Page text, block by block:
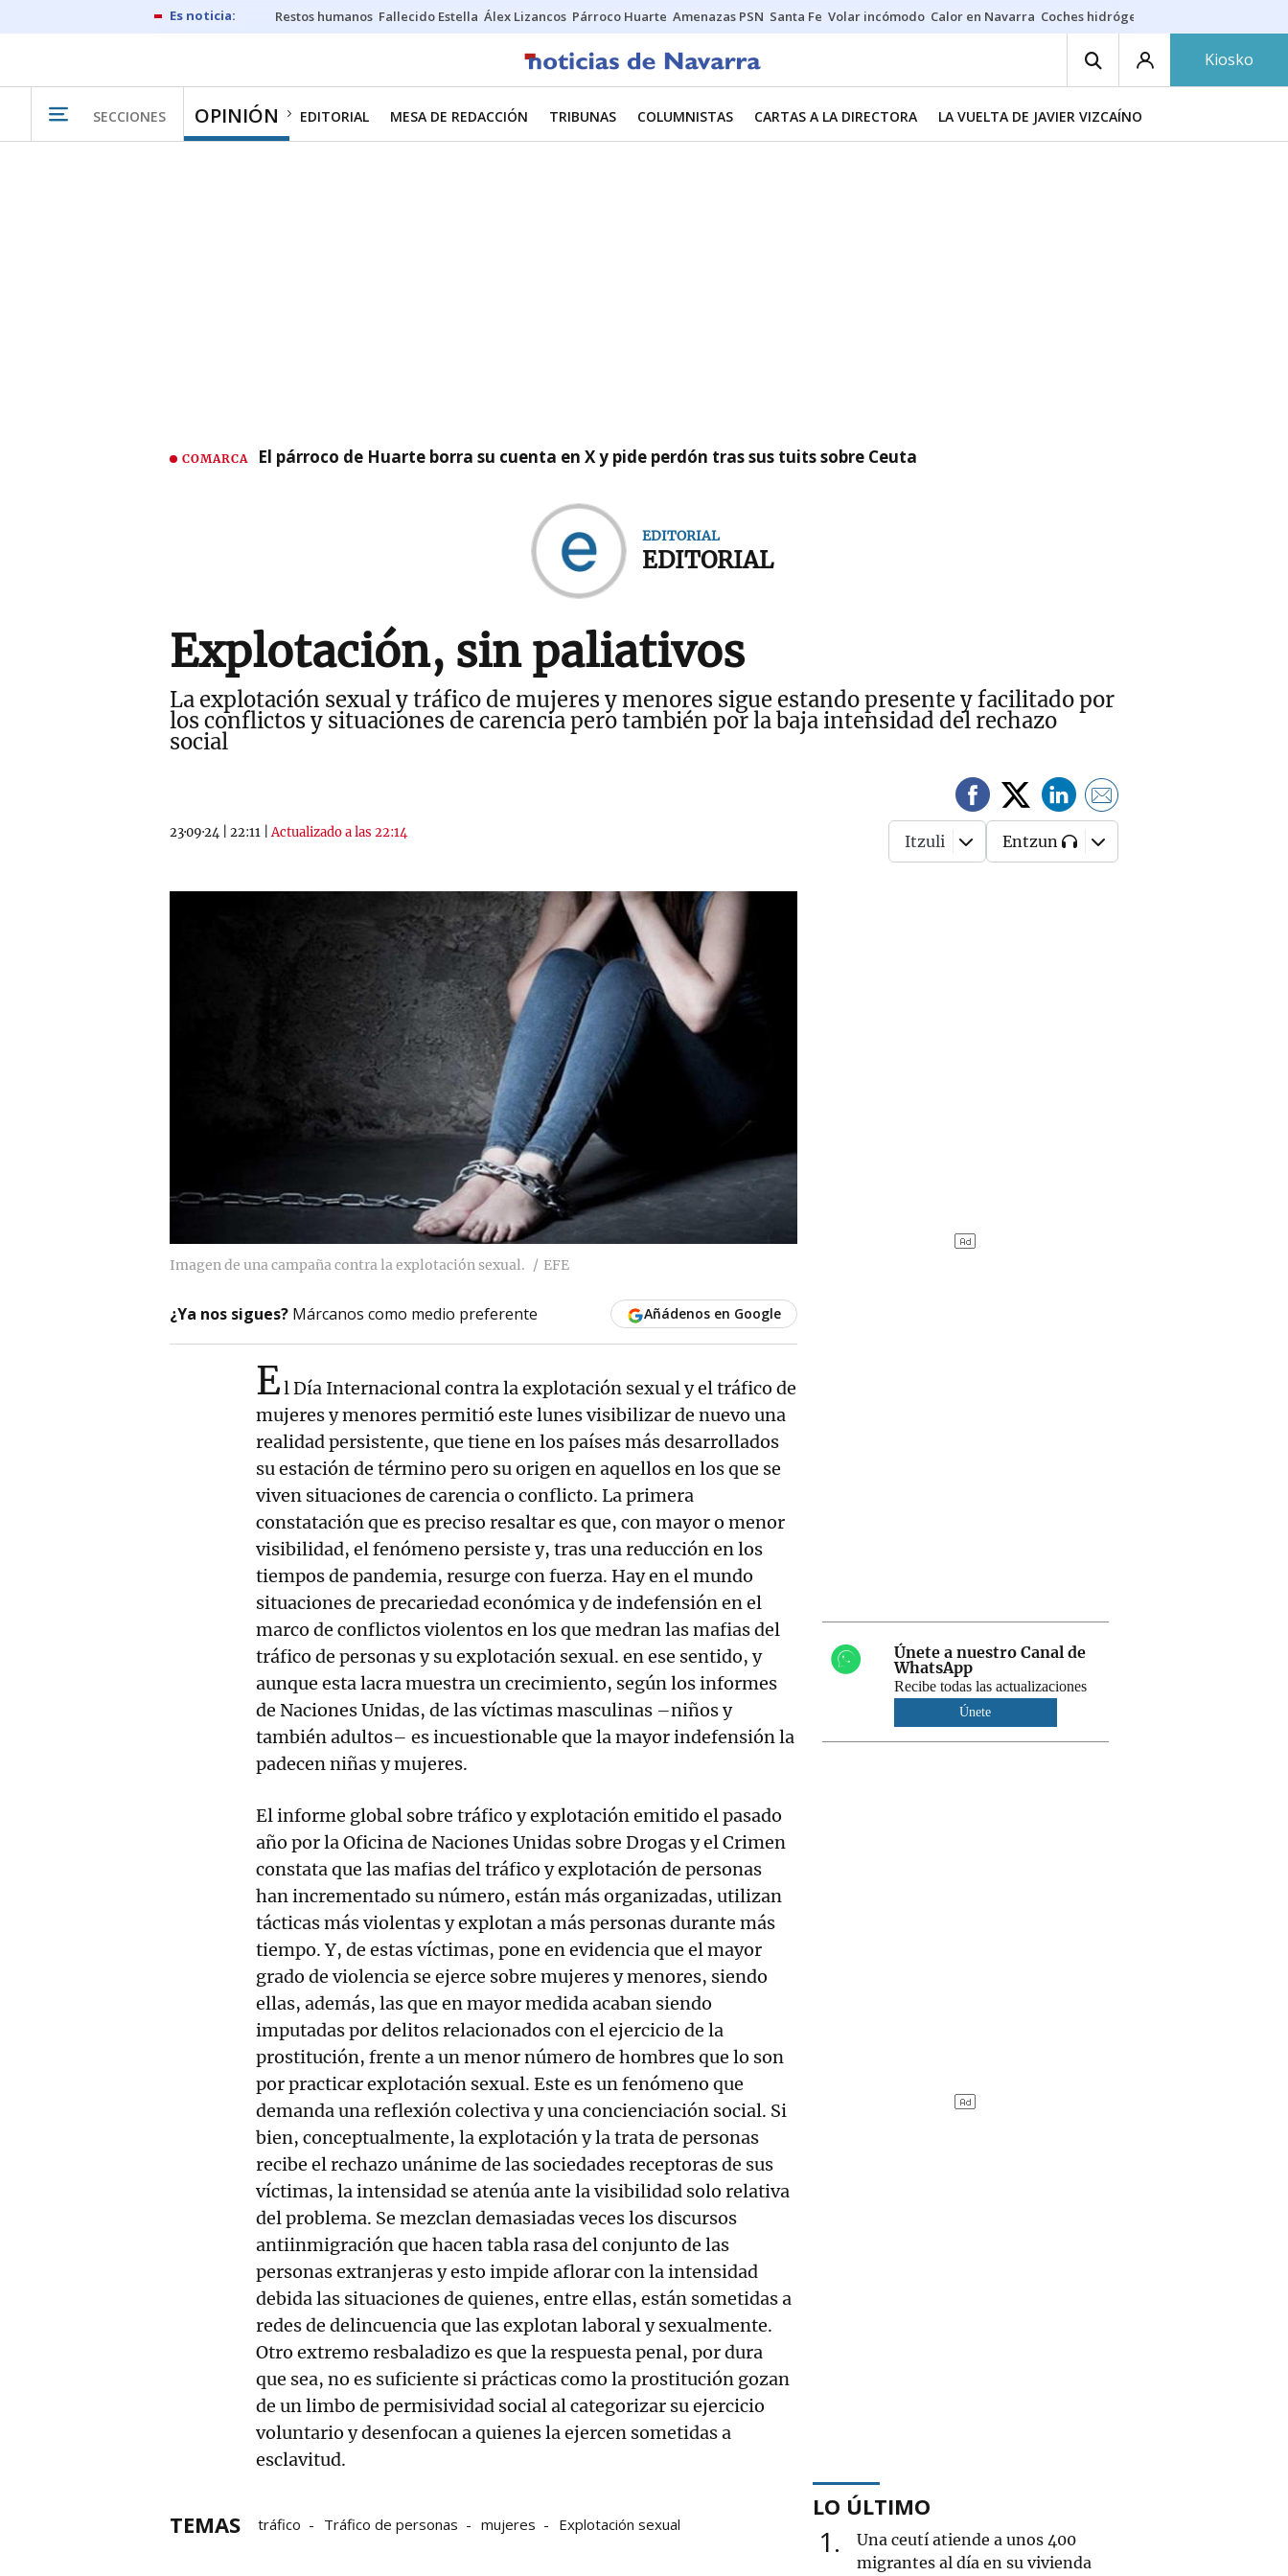
Restos humanos Fallecido Estella Álex Lizancos Párroco Huarte Amenazas PSN Santa Fe Volar incómodo Calor en Navarra Coches hidrógeno
Kiosko
SECCIONES OPINIÓN EDITORIAL MESA DE REDACCIÓN TRIBUNAS COLUMNISTAS CARTAS A LA DIRECTORA LA VUELTA DE JAVIER VIZCAÍNO
COMARCA El párroco de Huarte borra su cuenta en X y pide perdón tras sus tuits sobre Ceuta
EDITORIAL
EDITORIAL
Explotación, sin paliativos
La explotación sexual y tráfico de mujeres y menores sigue estando presente y facilitado por
los conflictos y situaciones de carencia pero también por la baja intensidad del rechazo
social
23·09·24 22:11 |Actualizado a las 22:14 Itzuli Entzun
Imagen de una campaña contra la explotación sexual. EFE
¿Ya nos sigues? Márcanos como medio preferente Añádenos en Google
El Día Internacional contra la explotación sexual y el tráfico de
mujeres y menores permitió este lunes visibilizar de nuevo una
realidad persistente, que tiene en los países más desarrollados
su estación de término pero su origen en aquellos en los que se
viven situaciones de carencia o conflicto. La primera
constatación que es preciso resaltar es que, con mayor o menor
visibilidad, el fenómeno persiste y, tras una reducción en los
tiempos de pandemia, resurge con fuerza. Hay en el mundo
situaciones de precariedad económica y de indefensión en el
marco de conflictos violentos en los que medran las mafias del
tráfico de personas y su explotación sexual. en ese sentido, y
aunque esta lacra muestra un crecimiento, según los informes
de Naciones Unidas, de las víctimas masculinas –niños y
también adultos– es incuestionable que la mayor indefensión la
padecen niñas y mujeres.
El informe global sobre tráfico y explotación emitido el pasado
año por la Oficina de Naciones Unidas sobre Drogas y el Crimen
constata que las mafias del tráfico y explotación de personas
han incrementado su número, están más organizadas, utilizan
tácticas más violentas y explotan a más personas durante más
tiempo. Y, de estas víctimas, pone en evidencia que el mayor
grado de violencia se ejerce sobre mujeres y menores, siendo
ellas, además, las que en mayor medida acaban siendo
imputadas por delitos relacionados con el ejercicio de la
prostitución, frente a un menor número de hombres que lo son
por practicar explotación sexual. Este es un fenómeno que
demanda una reflexión colectiva y una concienciación social. Si
bien, conceptualmente, la explotación y la trata de personas
recibe el rechazo unánime de las sociedades receptoras de sus
víctimas, la intensidad se atenúa ante la visibilidad solo relativa
del problema. Se mezclan demasiadas veces los discursos
antiinmigración que hacen tabla rasa del conjunto de las
personas extranjeras y esto impide aflorar con la intensidad
debida las situaciones de quienes, entre ellas, están sometidas a
redes de delincuencia que las explotan laboral y sexualmente.
Otro extremo resbaladizo es que la respuesta penal, por dura
que sea, no es suficiente si prácticas como la prostitución gozan
de un limbo de permisividad social al categorizar su ejercicio
voluntario y desenfocan a quienes la ejercen sometidas a
esclavitud.
TEMAS tráfico Tráfico de personas mujeres Explotación sexual
Únete a nuestro Canal de
WhatsApp
Recibe todas las actualizaciones
Únete
LO ÚLTIMO
1
Una ceutí atiende a unos 400
migrantes al día en su vivienda